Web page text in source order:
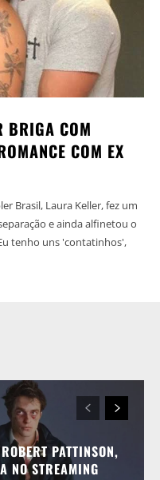
BRIGA COM
COM EX
Brasil, Laura Keller, fez um
e ainda alfinetou o
PATTINSON,
NO STREAMING